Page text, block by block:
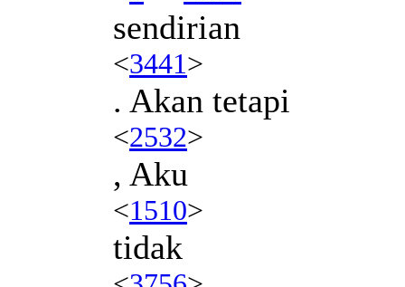
sendirian
<3441>
. Akan tetapi
<2532>
, Aku
<1510>
tidak